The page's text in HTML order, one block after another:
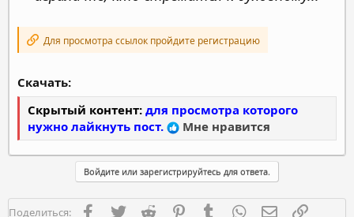
Для просмотра ссылок пройдите регистрацию
Скачать:
Скрытый контент: для просмотра которого
нужно лайкнуть пост.
Мне нравится
Войдите или зарегистрируйтесь для ответа.
Поделиться: FacebookTwitter Reddit PinterestTumblr WhatsAppЭлектронная